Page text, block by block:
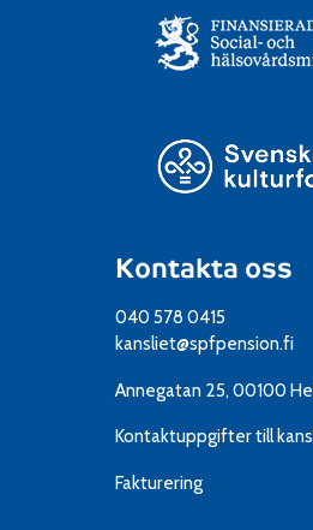
Kontakta oss
040 578 0415
kansliet@spfpension.fi
Annegatan 25, 00100
Kontaktuppgifter till
Fakturering